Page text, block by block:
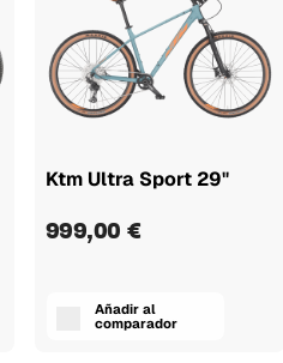
Ktm Ultra Sport 29"
999,00 €
Añadir al
comparador